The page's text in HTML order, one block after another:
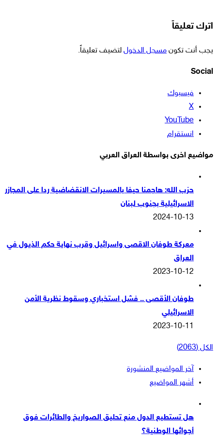
اترك تعليقاً
يجب أنت تكون مسجل الدخول لتضيف تعليقاً.
Social
فيسبوك
‫X
‫YouTube
انستقرام
مواضيع اخرى بواسطة العراق العربي
حزب الله: هاجمنا حيفا بالمسيرات الانقضاضية ردا على المجازر
الاسرائيلية بجنوب لبنان
2024-10-13
معركة طوفان الاقصى واسرائيل وقرب نهاية حكم الذيول في
العراق
2023-10-12
طوفان الأقصى .. فشل استخباري وسقوط نظرية الأمن
الاسرائيلي
2023-10-11
الكل (2063)
آخر المواضيع المنشورة
أشهر المواضيع
هل تستطيع الدول منع تحليق الصواريخ والطائرات فوق
أجوائها الوطنية؟